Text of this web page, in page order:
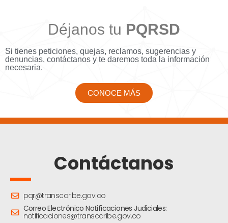
Déjanos tu PQRSD
Si tienes peticiones, quejas, reclamos, sugerencias y
denuncias, contáctanos y te daremos toda la información
necesaria.
CONOCE MÁS
Contáctanos
pqr@transcaribe.gov.co
Correo Electrónico Notificaciones Judiciales:
notificaciones@transcaribe.gov.co